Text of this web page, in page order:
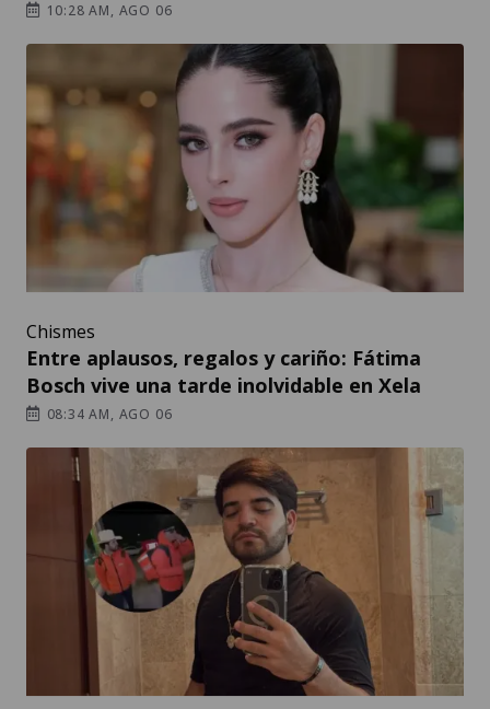
10:28 AM, AGO 06
Chismes
Entre aplausos, regalos y cariño: Fátima
Bosch vive una tarde inolvidable en Xela
08:34 AM, AGO 06